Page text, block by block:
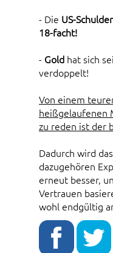
- Die US-
18-facht!
- Gold hat sich
verdoppelt!
Von einem
heißgelaufenen
zu reden ist der
Dadurch wird
dazugehören
erneut besser,
Vertrauen
wohl endgültig